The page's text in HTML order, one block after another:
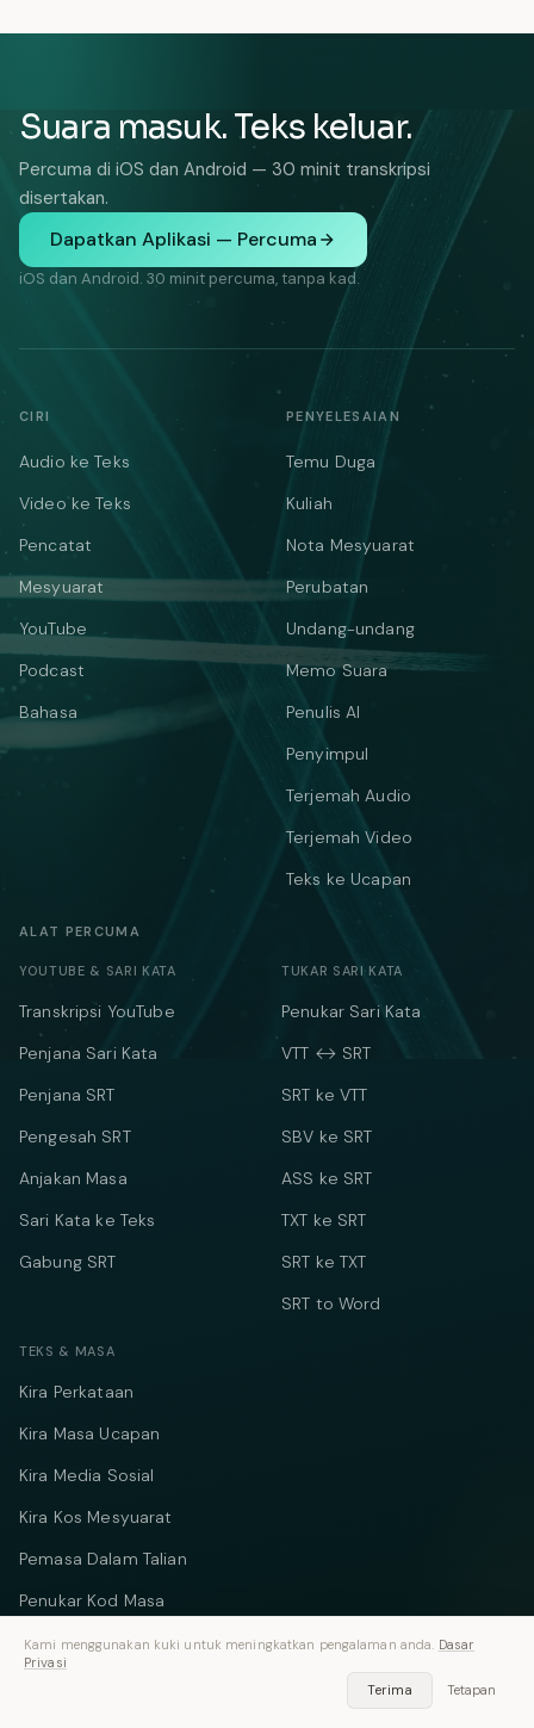
Suara masuk. Teks keluar.
Percuma di iOS dan Android — 30 minit transkripsi
disertakan.
Dapatkan Aplikasi — Percuma
iOS dan Android. 30 minit percuma, tanpa kad.
CIRI
Audio ke Teks
Video ke Teks
Pencatat
Mesyuarat
YouTube
Podcast
Bahasa
PENYELESAIAN
Temu Duga
Kuliah
Nota Mesyuarat
Perubatan
Undang-undang
Memo Suara
Penulis AI
Penyimpul
Terjemah Audio
Terjemah Video
Teks ke Ucapan
ALAT PERCUMA
YOUTUBE & SARI KATA
Transkripsi YouTube
Penjana Sari Kata
Penjana SRT
Pengesah SRT
Anjakan Masa
Sari Kata ke Teks
Gabung SRT
TUKAR SARI KATA
Penukar Sari Kata
VTT ↔ SRT
SRT ke VTT
SBV ke SRT
ASS ke SRT
TXT ke SRT
SRT ke TXT
SRT to Word
TEKS & MASA
Kira Perkataan
Kira Masa Ucapan
Kira Media Sosial
Kira Kos Mesyuarat
Pemasa Dalam Talian
Penukar Kod Masa
SYARIKAT
Kami menggunakan kuki untuk meningkatkan pengalaman anda. Dasar
Privasi
Terima
Tetapan